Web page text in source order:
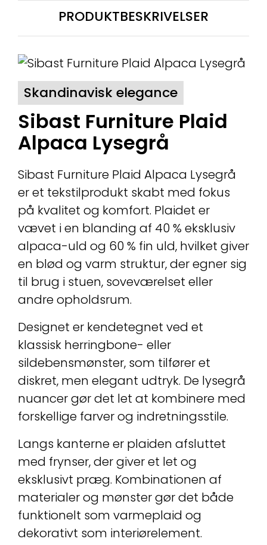
PRODUKTBESKRIVELSER
Skandinavisk elegance
Sibast Furniture Plaid
Alpaca Lysegrå
Sibast Furniture Plaid Alpaca Lysegrå
er et tekstilprodukt skabt med fokus
på kvalitet og komfort. Plaidet er
vævet i en blanding af 40 % eksklusiv
alpaca-uld og 60 % fin uld, hvilket giver
en blød og varm struktur, der egner sig
til brug i stuen, soveværelset eller
andre opholdsrum.
Designet er kendetegnet ved et
klassisk herringbone- eller
sildebensmønster, som tilfører et
diskret, men elegant udtryk. De lysegrå
nuancer gør det let at kombinere med
forskellige farver og indretningsstile.
Langs kanterne er plaiden afsluttet
med frynser, der giver et let og
eksklusivt præg. Kombinationen af
materialer og mønster gør det både
funktionelt som varmeplaid og
dekorativt som interiørelement.